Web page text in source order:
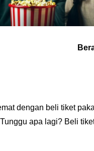
dengan beli tiket
apa lagi? Beli